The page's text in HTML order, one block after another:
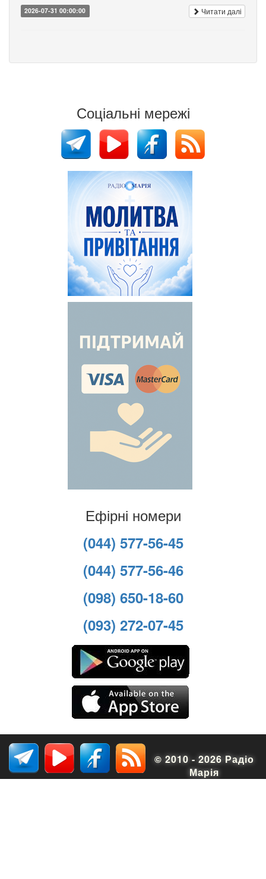
2026-07-31 00:00:00 Читати далі
Соціальні мережі
Ефірні номери
(044) 577-56-45
(044) 577-56-46
(098) 650-18-60
(093) 272-07-45
© 2010 - 2026 Радіо
Марія